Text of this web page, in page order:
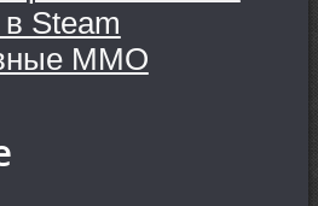
Steam
MMO